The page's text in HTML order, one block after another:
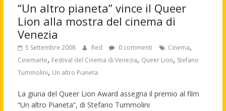
“Un altro pianeta” vince il Queer
Lion alla mostra del cinema di
Venezia
5 Settembre 2008 Red 0 commenti Cinema,
Cinemarte, Festival del Cinema di Venezia, Queer Lion, Stefano
Tummolini, Un altro Pianeta
La giuria del Queer Lion Award assegna il premio al film
“Un altro Pianeta“, di Stefano Tummolini